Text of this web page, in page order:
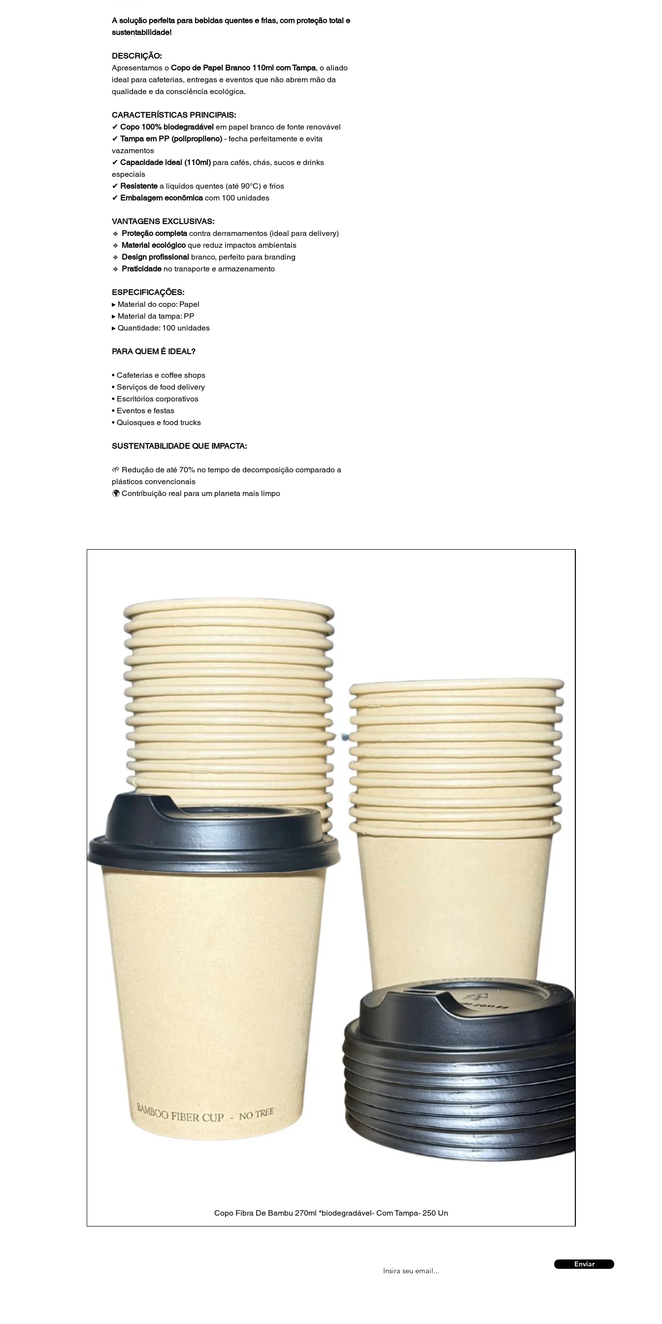
A solução perfeita para bebidas quentes e frias, com proteção total e
sustentabilidade!
DESCRIÇÃO:
Apresentamos o Copo de Papel Branco 110ml com Tampa, o aliado
ideal para cafeterias, entregas e eventos que não abrem mão da
qualidade e da consciência ecológica.
CARACTERÍSTICAS PRINCIPAIS:
✔ Copo 100% biodegradável em papel branco de fonte renovável
✔ Tampa em PP (polipropileno) - fecha perfeitamente e evita
vazamentos
✔ Capacidade ideal (110ml) para cafés, chás, sucos e drinks
especiais
✔ Resistente a líquidos quentes (até 90°C) e frios
✔ Embalagem econômicacom 100 unidades
VANTAGENS EXCLUSIVAS:
🔹 Proteção completacontra derramamentos (ideal para delivery)
🔹 Material ecológico que reduz impactos ambientais
🔹 Design profissional branco, perfeito para branding
🔹 Praticidade no transporte e armazenamento
ESPECIFICAÇÕES:
▸ Material do copo: Papel
▸ Material da tampa: PP
▸ Quantidade: 100 unidades
PARA QUEM É IDEAL?
• Cafeterias e coffee shops
• Serviços de food delivery
• Escritórios corporativos
• Eventos e festas
• Quiosques e food trucks
SUSTENTABILIDADE QUE IMPACTA:
🌱 Redução de até 70% no tempo de decomposição comparado a
plásticos convencionais
🌍 Contribuição real para um planeta mais limpo
Copo Fibra De Bambu 270ml *biodegradável- Com Tampa- 250 Un
Enviar